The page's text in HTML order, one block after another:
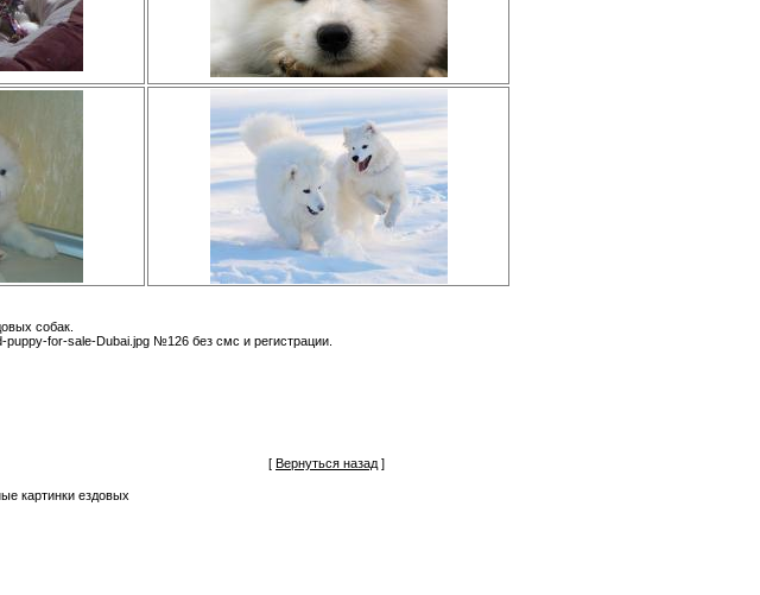
собак.
puppy-for-sale-Dubai.jpg №126 без смс и регистрации.
картинки ездовых
[ Вернуться назад ]